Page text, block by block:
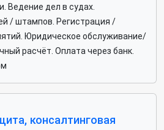
Ведение дел в судах.
/ штампов. Регистрация /
Юридическое обслуживание/
расчёт. Оплата через банк.
консалтинговая